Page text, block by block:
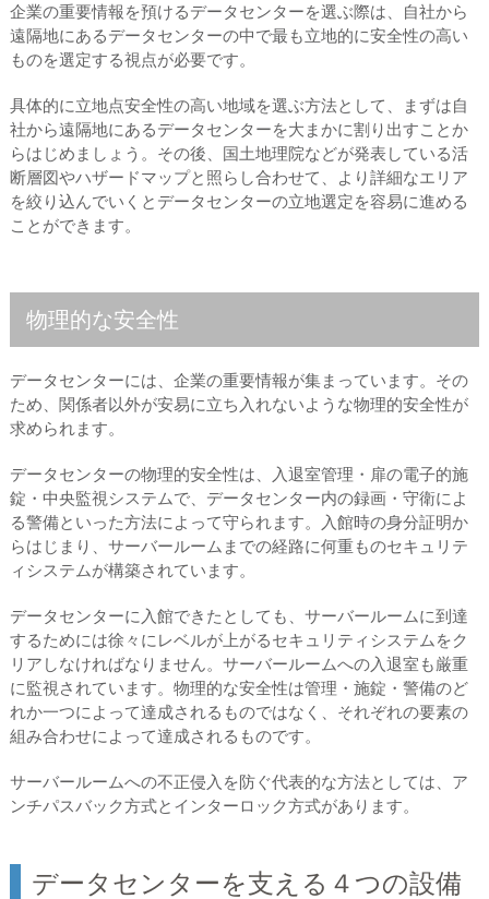
企業の重要情報を預けるデータセンターを選ぶ際は、自社から
遠隔地にあるデータセンターの中で最も立地的に安全性の高い
ものを選定する視点が必要です。
具体的に立地点安全性の高い地域を選ぶ方法として、まずは自
社から遠隔地にあるデータセンターを大まかに割り出すことか
らはじめましょう。その後、国土地理院などが発表している活
断層図やハザードマップと照らし合わせて、より詳細なエリア
を絞り込んでいくとデータセンターの立地選定を容易に進める
ことができます。
物理的な安全性
データセンターには、企業の重要情報が集まっています。その
ため、関係者以外が安易に立ち入れないような物理的安全性が
求められます。
データセンターの物理的安全性は、入退室管理・扉の電子的施
錠・中央監視システムで、データセンター内の録画・守衛によ
る警備といった方法によって守られます。入館時の身分証明か
らはじまり、サーバールームまでの経路に何重ものセキュリテ
ィシステムが構築されています。
データセンターに入館できたとしても、サーバールームに到達
するためには徐々にレベルが上がるセキュリティシステムをク
リアしなければなりません。サーバールームへの入退室も厳重
に監視されています。物理的な安全性は管理・施錠・警備のど
れか一つによって達成されるものではなく、それぞれの要素の
組み合わせによって達成されるものです。
サーバールームへの不正侵入を防ぐ代表的な方法としては、ア
ンチパスバック方式とインターロック方式があります。
データセンターを支える４つの設備